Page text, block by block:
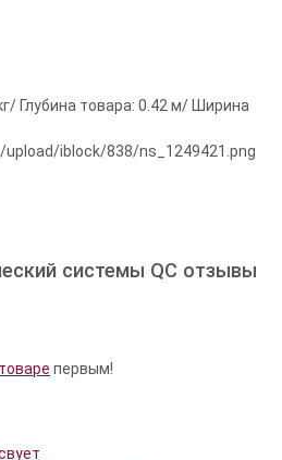
Глубина товара: 0.42 м/ Ширина
iblock/838/ns_1249421.png
системы QC отзывы
первым!